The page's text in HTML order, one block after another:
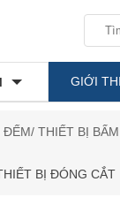
GIỚI
ĐẾM/ THIẾT BỊ
BỊ ĐÓNG CẮT